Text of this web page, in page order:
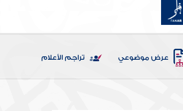
عرض موضوعي تراجم الأعلام